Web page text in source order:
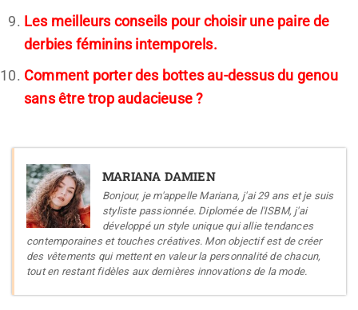
Les meilleurs conseils pour choisir une paire de
derbies féminins intemporels.
Comment porter des bottes au-dessus du genou
sans être trop audacieuse ?
MARIANA DAMIEN
Bonjour, je m'appelle Mariana, j'ai 29 ans et je suis
styliste passionnée. Diplomée de l'ISBM, j'ai
développé un style unique qui allie tendances
contemporaines et touches créatives. Mon objectif est de créer
des vêtements qui mettent en valeur la personnalité de chacun,
tout en restant fidèles aux dernières innovations de la mode.